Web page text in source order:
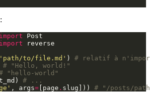
:
import
Post
import
reverse
'path/to/file.md' )
# relatif à
# "Hello, world!"
"hello-world"
)
# ...
, args= page . slug ])) # "/posts/